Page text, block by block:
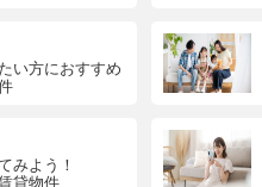
い方におすすめ
みよう！
貸物件